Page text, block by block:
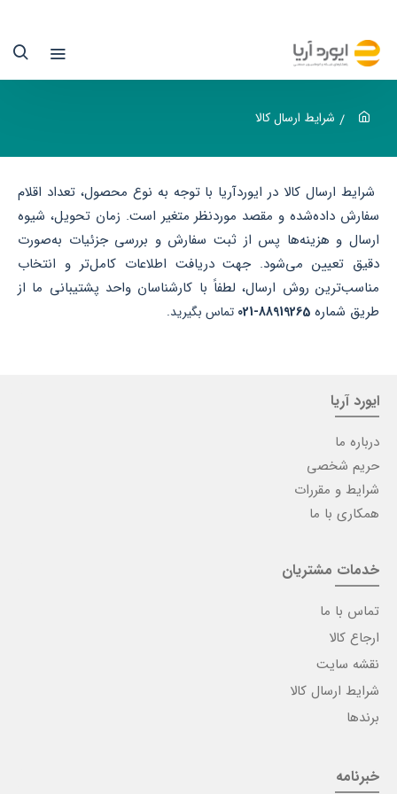
ارسال
کالا
شرایط ارسال کالا
شرایط ارسال کالا در ایوردآریا با توجه به نوع محصول، تعداد اقلام
سفارش‌ داده‌شده و مقصد موردنظر متغیر است. زمان تحویل، شیوه
ارسال و هزینه‌ها پس از ثبت سفارش و بررسی جزئیات به‌صورت
دقیق تعیین می‌شود. جهت دریافت اطلاعات کامل‌تر و انتخاب
مناسب‌ترین روش ارسال، لطفاً با کارشناسان واحد پشتیبانی ما از
طریق شماره 88919265-
021 تماس بگیرید.
ایورد آریا
درباره ما
حریم شخصی
شرایط و مقررات
همکاری با ما
خدمات مشتریان
تماس با ما
ارجاع کالا
نقشه سایت
شرایط ارسال کالا
برندها
خبرنامه